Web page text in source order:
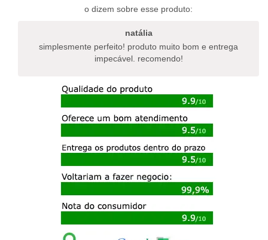
página
página
o dizem sobre esse produto:
natália
simplesmente perfeito! produto muito bom e entrega
impecável. recomendo!